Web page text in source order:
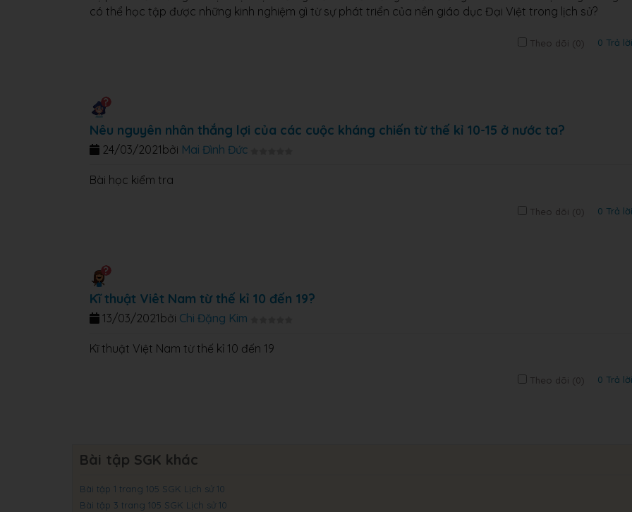
có thể học tập được những kinh nghiệm gì từ sự phát triển của nền giáo dục Đại Việt trong lịch sử?
Theo dõi (0) 0 Trả lời
Nêu nguyên nhân thắng lợi của các cuộc kháng chiến từ thế kỉ 10-15 ở nước ta?
bởi Mai Đình Đức
24/03/2021
Bài học kiểm tra
Theo dõi (0) 0 Trả lời
Kĩ thuật Viêt Nam từ thế kỉ 10 đến 19?
bởi Chi Đặng Kim
13/03/2021
Kĩ thuật Việt Nam từ thế kỉ 10 đến 19
Theo dõi (0) 0 Trả lời
Bài tập SGK khác
Bài tập 1 trang 105 SGK Lịch sử 10
Bài tập 3 trang 105 SGK Lịch sử 10